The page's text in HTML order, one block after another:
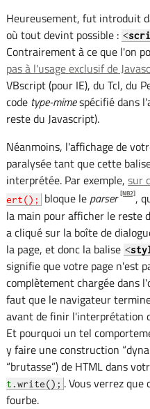
Heureusement, fut introduit
où tout devint possible : <
Contrairement à ce que l'on
pas à l'usage exclusif de
VBscript (pour IE), du Tcl, du
code type-mimespécifié dans
reste du Javascript).
Néanmoins, l'affichage de
paralysée tant que cette
interprétée. Par exemple, sur
ert(); bloque leparser [NB2],
la main pour afficher le reste
a cliqué sur la boîte de
la page, et donc la balise <
signifie que votre page n'est
complètement chargée dans
faut que le navigateur
avant de finir l'interprétation
Et pourquoi un tel
y faire une construction
“brutasse”) de HTML dans
t .write(); . Vous verrez
fourbe.